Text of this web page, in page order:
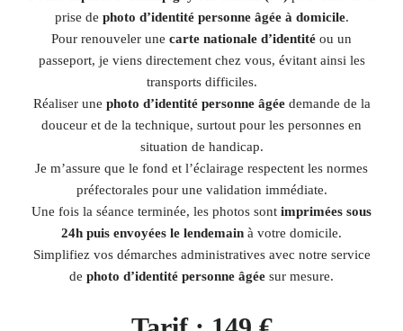
prise de photo d’identité personne âgée à domicile.
Pour renouveler une carte nationale d’identité ou un
passeport, je viens directement chez vous, évitant ainsi les
transports difficiles.
Réaliser une photo d’identité personne âgéedemande de la
douceur et de la technique, surtout pour les personnes en
situation de handicap.
Je m’assure que le fond et l’éclairage respectent les normes
préfectorales pour une validation immédiate.
Une fois la séance terminée, les photos sont imprimées sous
24h puis envoyées le lendemain à votre domicile.
Simplifiez vos démarches administratives avec notre service
de photo d’identité personne âgée sur mesure.